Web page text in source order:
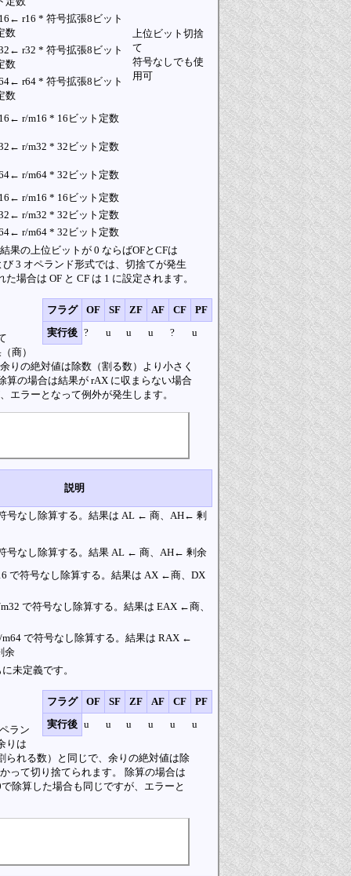
上位ビット切捨
て
符号なしでも使
用可
r16 * 符号拡張8ビット
数
r32 * 符号拡張8ビット
数
r64 * 符号拡張8ビット
数
r/m16 * 16ビット定数
r/m32 * 32ビット定数
r/m64 * 32ビット定数
r/m16 * 16ビット定数
r/m32 * 32ビット定数
r/m64 * 32ビット定数
果の上位ビットが 0 ならばOFとCFは
3 オペランド形式では、切捨てが発生
場合は OF と CF は 1 に設定されます。
フラグ OF SF ZF AF CF
PF
実行後 ? u u u ? u
商）
りの絶対値は除数（割る数）より小さく
算の場合は結果が rAX に収まらない場合
エラーとなって例外が発生します。
説明
号なし除算する。結果は AL ← 商、AH← 剰
号なし除算する。結果 AL ← 商、AH← 剰余
で符号なし除算する。結果は AX ←商、DX
で符号なし除算する。結果は EAX ←商、
で符号なし除算する。結果は RAX ←
余
未定義です。
フラグ OF SF ZF AF CF
PF
実行後 u u u u u u
ラン
りは
られる数）と同じで、余りの絶対値は除
って切り捨てられます。 除算の場合は
除算した場合も同じですが、エラーと